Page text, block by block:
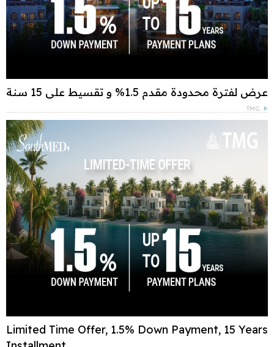
عرض لفترة محدودة مقدم 1.5% و تقسيط علي 15 سنة
TMG
Limited Time Offer, 1.5% Down Payment, 15 Years